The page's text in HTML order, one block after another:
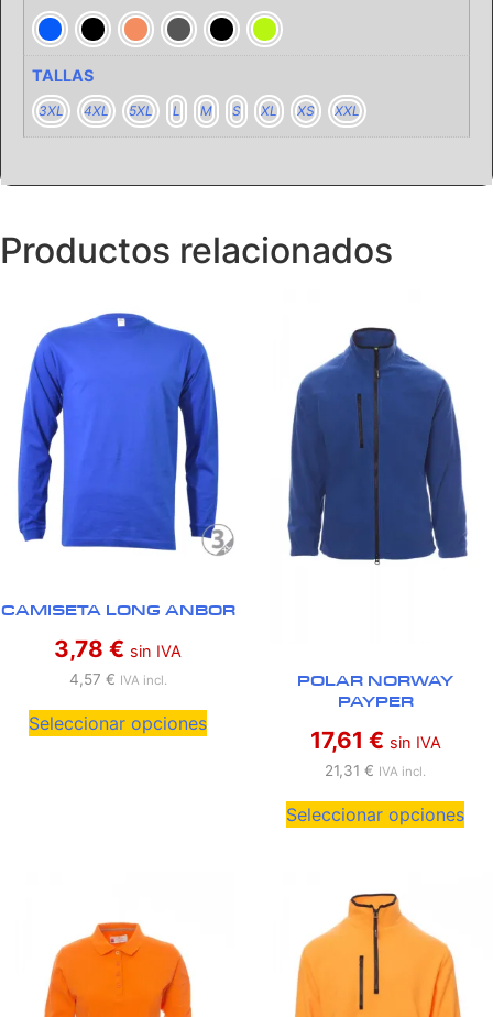
TALLAS
3XL 4XL 5XL L M S XL XS XXL
Productos relacionados
CAMISETA LONG ANBOR
3,78 € sin IVA
4,57 € IVA incl.
Seleccionar opciones
POLAR NORWAY
PAYPER
17,61 € sin IVA
21,31 € IVA incl.
Seleccionar opciones